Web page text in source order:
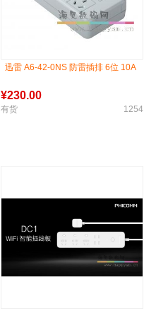
迅雷 A6-42-0NS 防雷插排 6位 10A
¥230.00
有货 1254